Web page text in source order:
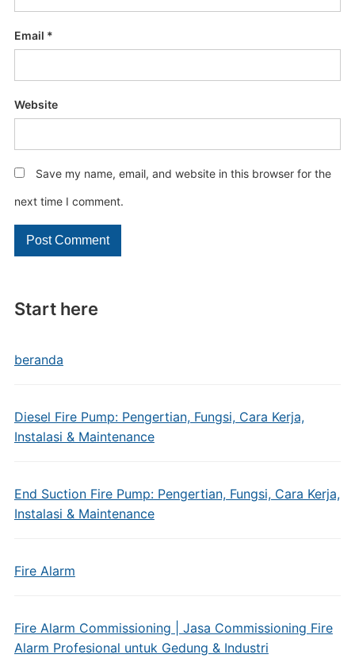
Start here
beranda
Diesel Fire Pump: Pengertian, Fungsi, Cara Kerja,
Instalasi & Maintenance
End Suction Fire Pump: Pengertian, Fungsi, Cara Kerja,
Instalasi & Maintenance
Fire Alarm
Fire Alarm Commissioning | Jasa Commissioning Fire
Alarm Profesional untuk Gedung & Industri
Email *
Website
Save my name, email, and website in this browser for the
next time I comment.